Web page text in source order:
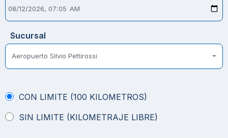
Sucursal
Aeropuerto Silvio Pettirossi
CON LIMITE (100 KILOMETROS)
SIN LIMITE (KILOMETRAJE LIBRE)